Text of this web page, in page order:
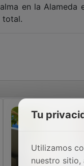
en la
total.
Tu
Utilizamos
nuestro